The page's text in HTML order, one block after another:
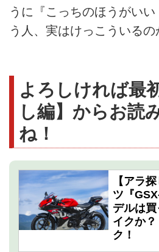
うに『こっちのほうがい
う人、実はけっこういる
よろしければ最
し編】からお読
ね！
【アラ
ツ『
デルは
イクか
ク！